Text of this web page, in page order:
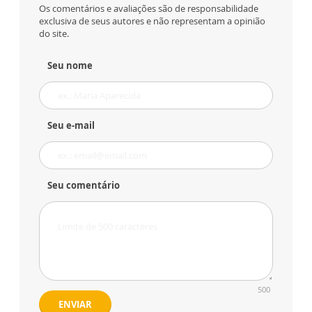
Os comentários e avaliações são de responsabilidade
exclusiva de seus autores e não representam a opinião
do site.
Seu nome
Seu e-mail
Seu comentário
500
ENVIAR